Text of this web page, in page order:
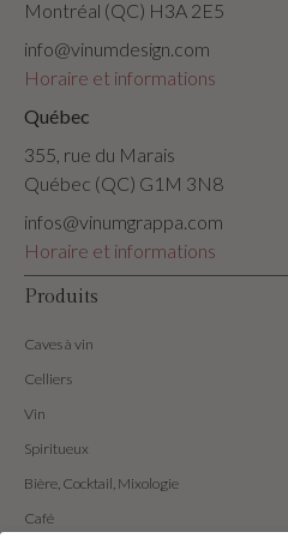
Montréal (QC) H3A 2E5
info@vinumdesign.com
Horaire et informations
Québec
355, rue du Marais
Québec (QC) G1M 3N8
infos@vinumgrappa.com
Horaire et informations
Produits
Caves à vin
Celliers
Vin
Spiritueux
Bière, Cocktail, Mixologie
Café